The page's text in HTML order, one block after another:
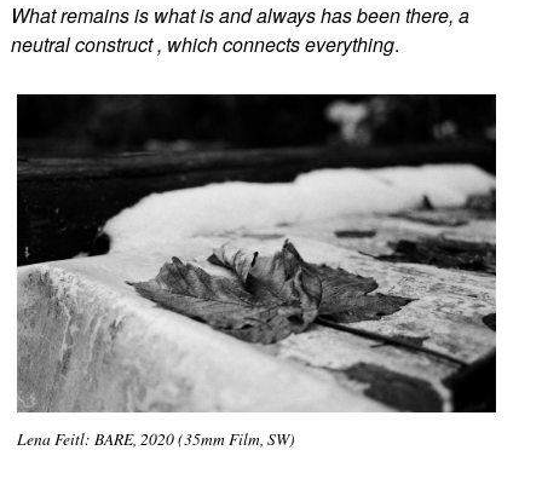
What remains is what is and always has been there, a
neutral construct , which connects everything.
Lena Feitl: BARE, 2020 (35mm Film, SW)